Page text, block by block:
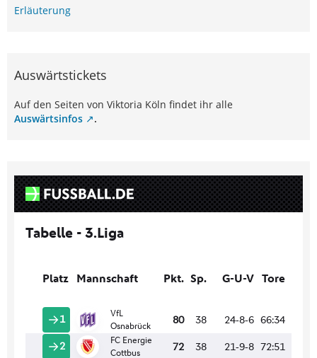
Erläuterung
Auswärtstickets
Auf den Seiten von Viktoria Köln findet ihr alle
Auswärtsinfos
.